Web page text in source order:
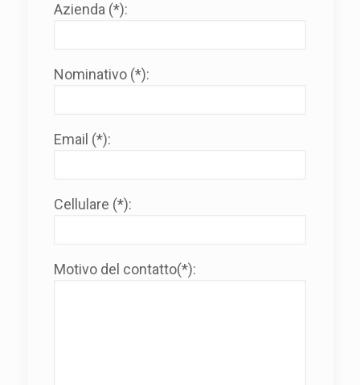
Azienda (*):
Nominativo (*):
Email (*):
Cellulare (*):
Motivo del contatto(*):